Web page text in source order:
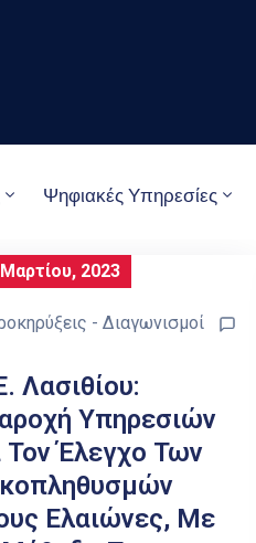
Ψηφιακές Υπηρεσίες
2023
- Διαγωνισμοί
Λασιθίου:
Υπηρεσιών
Τον Έλεγχο Των
Ελαιώνες, Με